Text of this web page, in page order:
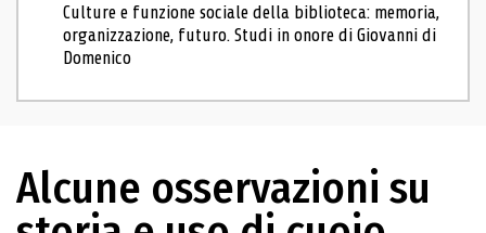
Culture e funzione sociale della biblioteca: memoria,
organizzazione, futuro. Studi in onore di Giovanni di
Domenico
Alcune osservazioni su